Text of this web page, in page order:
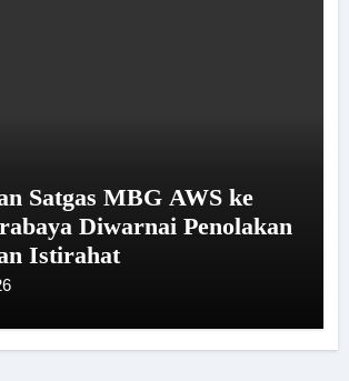
Satgas MBG AWS ke
Diwarnai Penolakan
Istirahat